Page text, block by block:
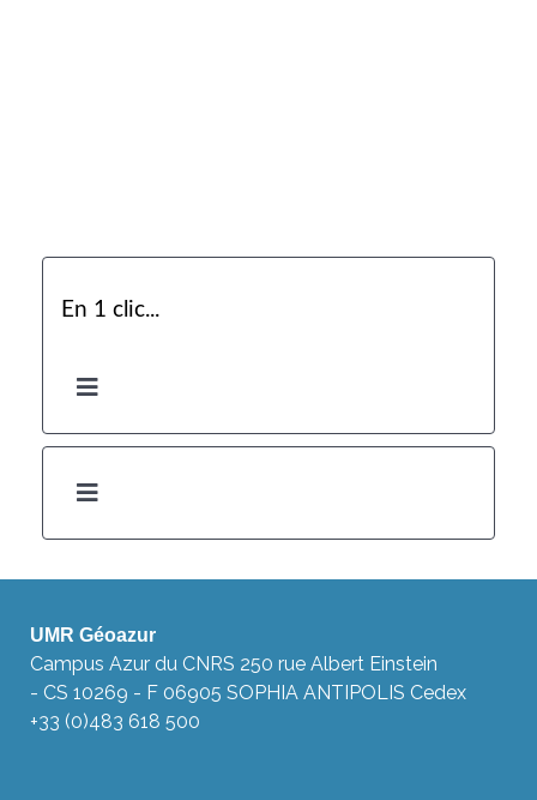
En 1 clic...
UMR Géoazur
Campus Azur du CNRS 250 rue Albert Einstein
- CS 10269 - F 06905 SOPHIA ANTIPOLIS Cedex
+33 (0)483 618 500